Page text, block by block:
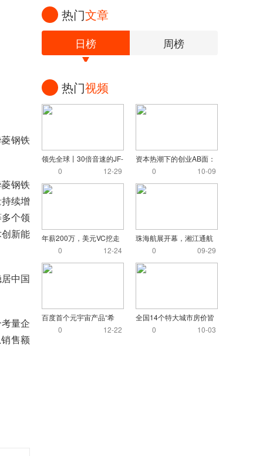
钢铁
钢铁
续增
个领
新能
中国
量企
售额
热门文章
日榜 周榜
热门视频
领先全球丨30倍音速的JF-
22：中国高超音速
0 12-29
资本热潮下的创业AB面：
茶颜悦色认怂，
0 10-09
年薪200万，美元VC挖走
我的员工
0 12-24
珠海航展开幕，湘江通航
小镇首次亮相珠
0 09-29
百度首个元宇宙产品“希
壤”正式开放内
0 12-22
全国14个特大城市房价皆
过万：杭州最高
0 10-03